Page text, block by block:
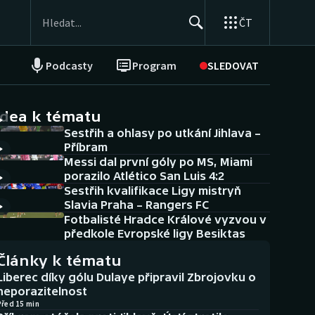
ČT
Podcasty Program SLEDOVAT
NEPŘEHLÉDNĚTE
Historické návraty
Aplikace ČT sport
AZ kvíz
k tématu
Sestřih a ohlasy po utkání Jihlava –
Příbram
Messi dal první góly po MS, Miami
porazilo Atlético San Luis 4:2
Sestřih kvalifikace Ligy mistryň
Slavia Praha – Rangers FC
Fotbalisté Hradce Králové vyzvou v
předkole Evropské ligy Besiktas
k tématu
díky gólu Dulaye připravil Zbrojovku o
15 min